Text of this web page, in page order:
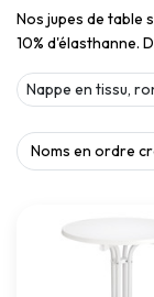
Nos jupes de table
10% d'élasthanne.
Nappe en tissu,